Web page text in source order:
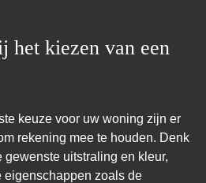
het kiezen van een
keuze voor uw woning zijn er
rekening mee te houden. Denk
uitstraling en kleur,
eigenschappen zoals de